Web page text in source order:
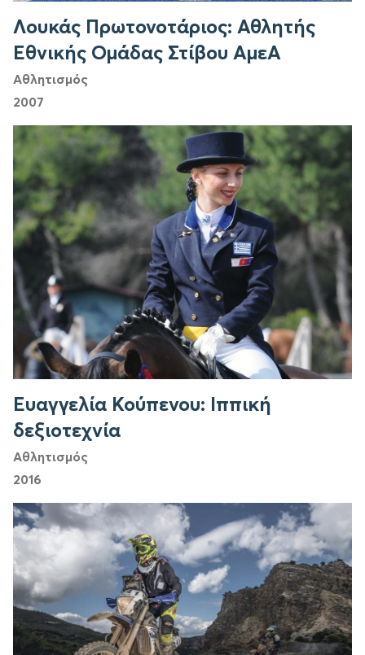
Λουκάς Πρωτονοτάριος: Αθλητής
Εθνικής Ομάδας Στίβου ΑμεΑ
Αθλητισμός
2007
Ευαγγελία Κούπενου: Ιππική
δεξιοτεχνία
Αθλητισμός
2016